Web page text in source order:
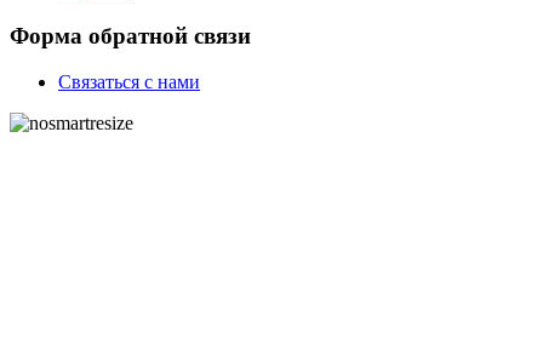
Форма обратной связи
Связаться с нами